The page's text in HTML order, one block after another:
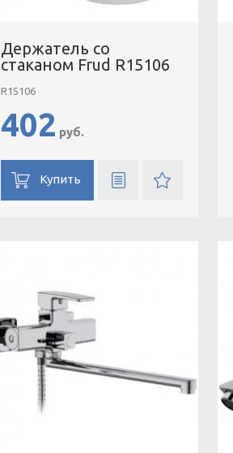
Держатель со
стаканом Frud R15106
R15106
402 руб.
Купить